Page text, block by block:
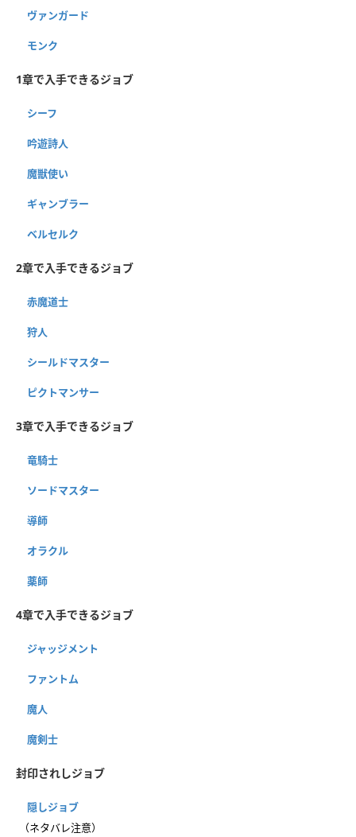
ヴァンガード
モンク
1章で入手できるジョブ
シーフ
吟遊詩人
魔獣使い
ギャンブラー
ベルセルク
2章で入手できるジョブ
赤魔道士
狩人
シールドマスター
ピクトマンサー
3章で入手できるジョブ
竜騎士
ソードマスター
導師
オラクル
薬師
4章で入手できるジョブ
ジャッジメント
ファントム
魔人
魔剣士
封印されしジョブ
隠しジョブ
（ネタバレ注意）